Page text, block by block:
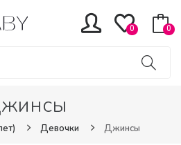
0 0
Девочки Джинсы